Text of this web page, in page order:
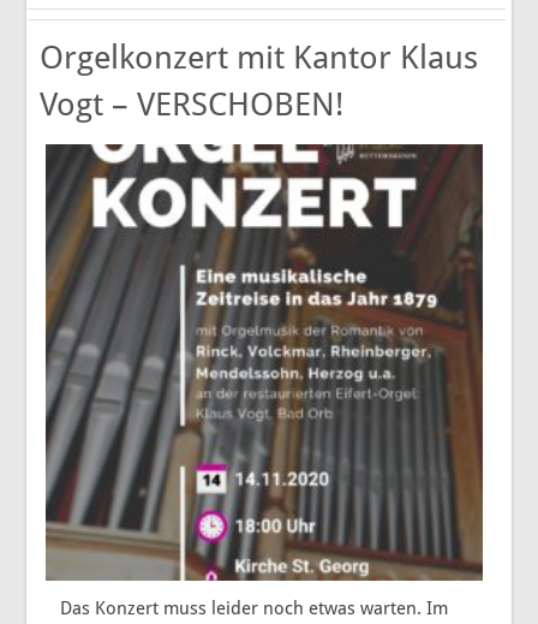
Orgelkonzert mit Kantor Klaus
Vogt – VERSCHOBEN!
Das Konzert muss leider noch etwas warten. Im